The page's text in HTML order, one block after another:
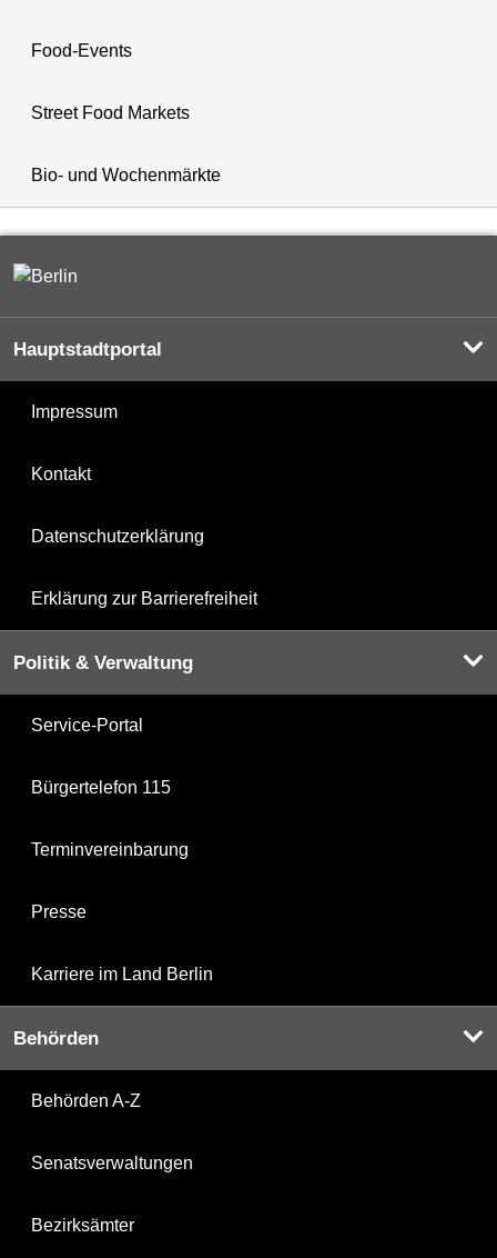
Food-Events
Street Food Markets
Bio- und Wochenmärkte
Hauptstadtportal
Impressum
Kontakt
Datenschutzerklärung
Erklärung zur Barrierefreiheit
Politik & Verwaltung
Service-Portal
Bürgertelefon 115
Terminvereinbarung
Presse
Karriere im Land Berlin
Behörden
Behörden A-Z
Senatsverwaltungen
Bezirksämter